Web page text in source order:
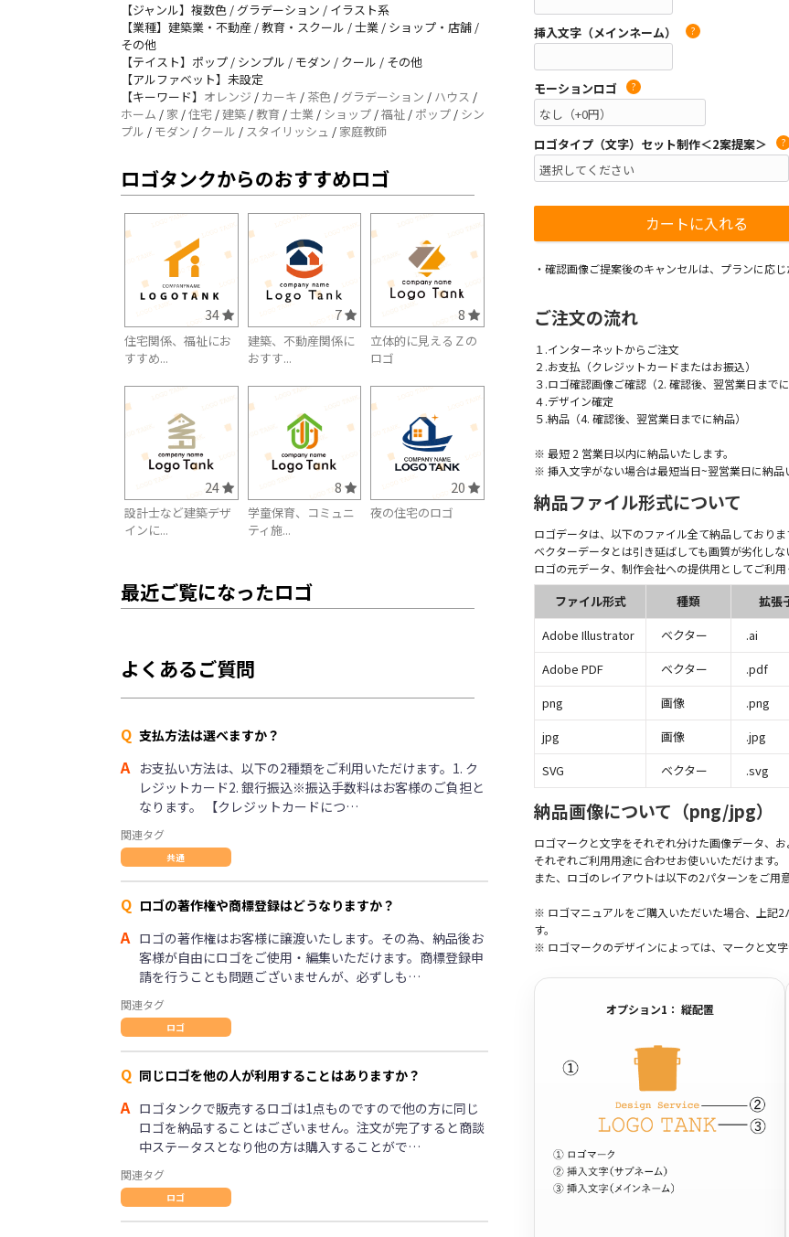
【ジャンル】複数色 / グラデーション / イラスト系
【業種】建築業・不動産 / 教育・スクール / 士業 / ショップ・店舗 /
その他
【テイスト】ポップ / シンプル / モダン / クール / その他
【アルファベット】未設定
【キーワード】 オレンジ / カーキ / 茶色 / グラデーション / ハウス /
ホーム / 家 /住宅 /建築 / 教育 /士業 / ショップ /福祉 / ポップ / シン
プル / モダン / クール / スタイリッシュ / 家庭教師
ロゴタンクからのおすすめロゴ
34
住宅関係、福祉にお
すすめ...
7
建築、不動産関係に
おすす...
8
立体的に見えるＺの
ロゴ
24
設計士など建築デザ
インに...
8
学童保育、コミュニ
ティ施...
20
夜の住宅のロゴ
最近ご覧になったロゴ
よくあるご質問
Q 支払方法は選べますか？
A お支払い方法は、以下の2種類をご利用いただけます。1. ク
レジットカード2. 銀行振込※振込手数料はお客様のご負担と
なります。 【クレジットカードにつ…
関連タグ
共通
Q ロゴの著作権や商標登録はどうなりますか？
A ロゴの著作権はお客様に譲渡いたします。その為、納品後お
客様が自由にロゴをご使用・編集いただけます。商標登録申
請を行うことも問題ございませんが、必ずしも…
関連タグ
ロゴ
Q 同じロゴを他の人が利用することはありますか？
A ロゴタンクで販売するロゴは1点ものですので他の方に同じ
ロゴを納品することはございません。注文が完了すると商談
中ステータスとなり他の方は購入することがで…
関連タグ
ロゴ
挿入文字（メインネーム） ?
モーションロゴ ?
ロゴタイプ（文字）セット制作＜2案提案＞ ?
・確認画像ご提案後のキャンセルは、プランに応
ご注文の流れ
１.インターネットからご注文
２.お支払（クレジットカードまたはお振込）
３.ロゴ確認画像ご確認（2. 確認後、翌営業日までに
４.デザイン確定
５.納品（4. 確認後、翌営業日までに納品）
※ 最短 2 営業日以内に納品いたします。
※ 挿入文字がない場合は最短当日~翌営業日に納品
納品ファイル形式について
ロゴデータは、以下のファイル全て納品しておりま
ベクターデータとは引き延ばしても画質が劣化しな
ロゴの元データ、制作会社への提供用としてご利用
ファイル形式 種類
拡張
Adobe Illustrator
ベクター
.ai
Adobe PDF
ベクター
.pdf
png
画像
.png
jpg
画像
.jpg
SVG
ベクター .svg
納品画像について（png/jpg）
ロゴマークと文字をそれぞれ分けた画像データ、お
それぞれご利用用途に合わせお使いいただけます。
また、ロゴのレイアウトは以下の2パターンをご用
※ ロゴマニュアルをご購入いただいた場合、上記
す。
※ ロゴマークのデザインによっては、マークと文
オプション1： 縦配置